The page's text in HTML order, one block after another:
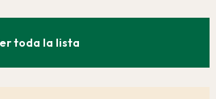
toda la lista